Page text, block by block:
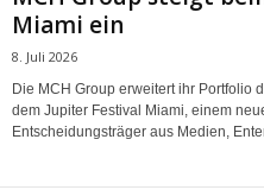
Miami ein
8. Juli 2026
Die MCH Group erweitert ihr Portfolio
dem Jupiter Festival Miami, einem
Entscheidungsträger aus Medien,